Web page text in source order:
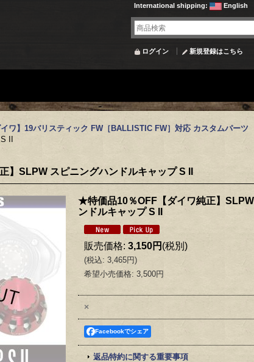
International shipping: English
ログイン 新規登録はこちら
イワ】19バリスティック FW［BALLISTIC FW］対応 カスタムパーツ
II
SLPW スピニングハンドルキャップ S II
★特価品10％OFF【ダイワ純正】
ンドルキャップ S II
販売価格: 3,150円 (税別)
(税込: 3,465円)
希望小売価格: 3,500円
×
Facebookでシェア
返品特約に関する重要事項